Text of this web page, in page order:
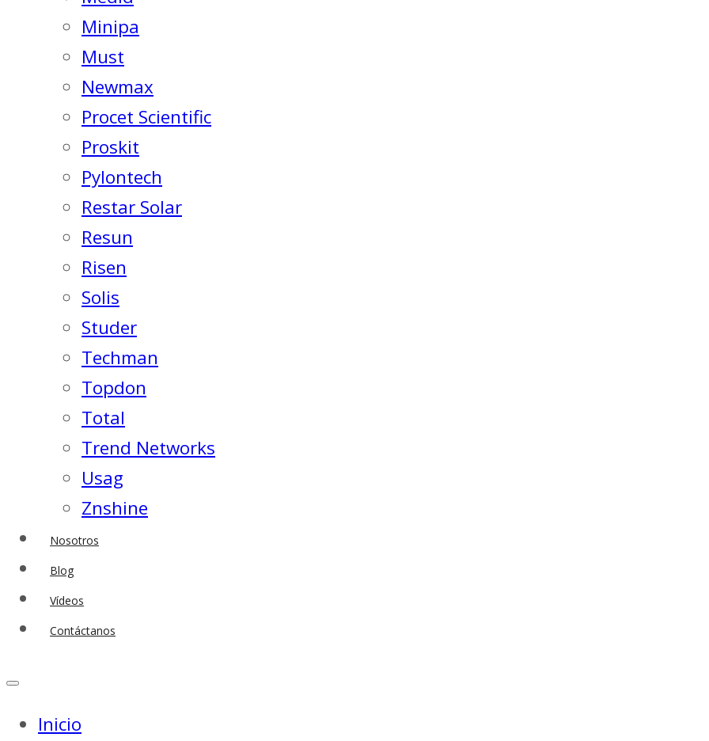
Minipa
Must
Newmax
Procet Scientific
Proskit
Pylontech
Restar Solar
Resun
Risen
Solis
Studer
Techman
Topdon
Total
Trend Networks
Usag
Znshine
Nosotros
Blog
Vídeos
Contáctanos
Inicio